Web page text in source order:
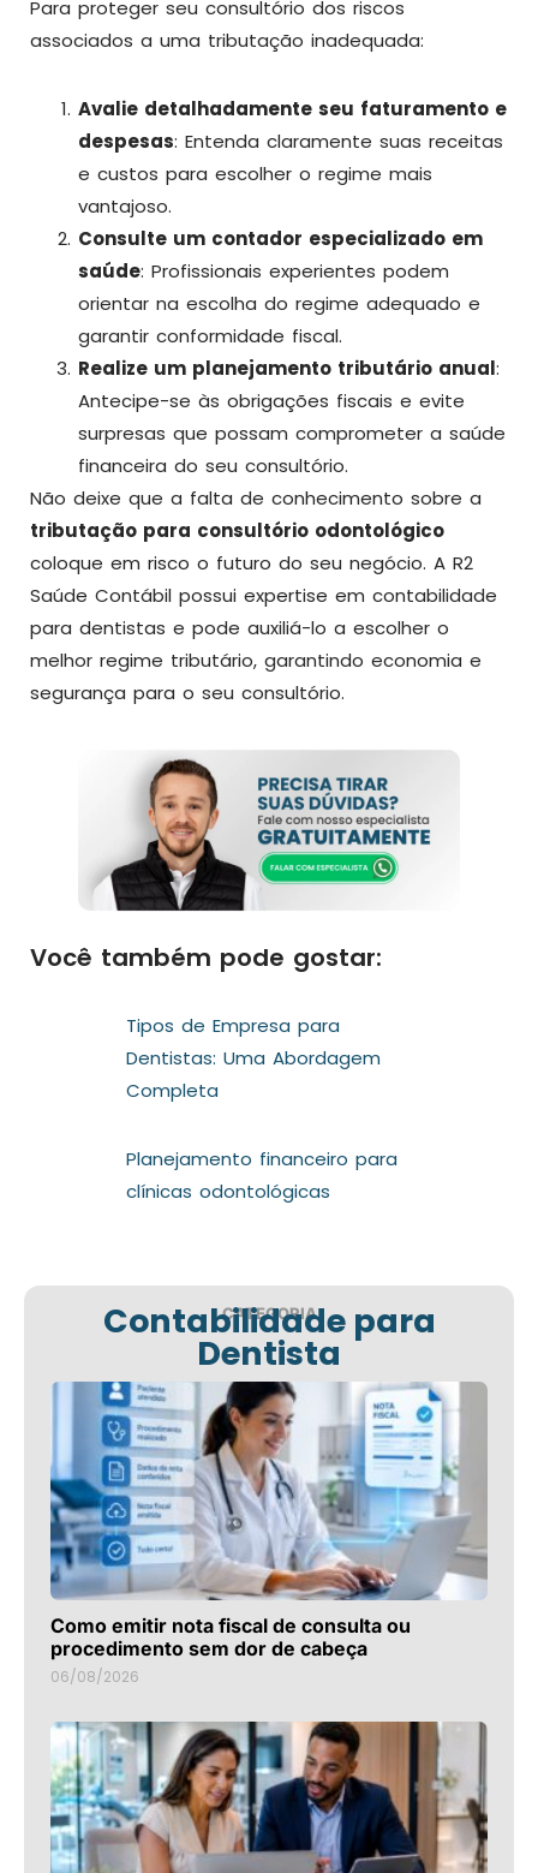
Para proteger seu consultório dos riscos
associados a uma tributação inadequada:
Avalie detalhadamente seu faturamento e
despesas: Entenda claramente suas receitas
e custos para escolher o regime mais
vantajoso.
Consulte um contador especializado em
saúde: Profissionais experientes podem
orientar na escolha do regime adequado e
garantir conformidade fiscal.
Realize um planejamento tributário anual:
Antecipe-se às obrigações fiscais e evite
surpresas que possam comprometer a saúde
financeira do seu consultório.
Não deixe que a falta de conhecimento sobre a
tributação para consultório odontológico
coloque em risco o futuro do seu negócio. A R2
Saúde Contábil possui expertise em contabilidade
para dentistas e pode auxiliá-lo a escolher o
melhor regime tributário, garantindo economia e
segurança para o seu consultório.
Você também pode gostar:
Tipos de Empresa para
Dentistas: Uma Abordagem
Completa
Planejamento financeiro para
clínicas odontológicas
CATEGORIA
Contabilidade para
Dentista
Como emitir nota fiscal de consulta ou
procedimento sem dor de cabeça
06/08/2026